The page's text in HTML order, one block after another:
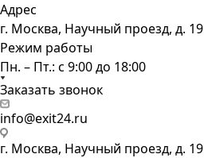
Адрес
г. Москва, Научный проезд, д. 19
Режим работы
Пн. – Пт.: с 9:00 до 18:00
Заказать звонок
info@exit24.ru
г. Москва, Научный проезд, д. 19